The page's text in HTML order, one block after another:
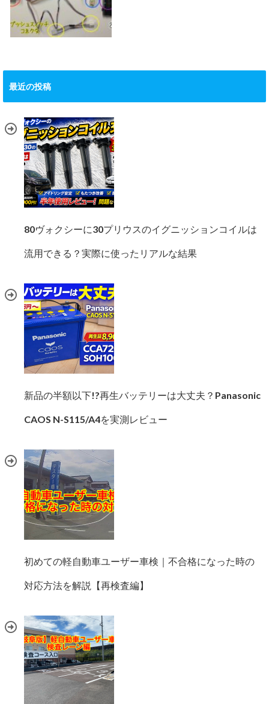
最近の投稿
80ヴォクシーに30プリウスのイグニッションコイルは
流用できる？実際に使ったリアルな結果
新品の半額以下!?再生バッテリーは大丈夫？Panasonic
CAOS N-S115/A4を実測レビュー
初めての軽自動車ユーザー車検｜不合格になった時の
対応方法を解説【再検査編】